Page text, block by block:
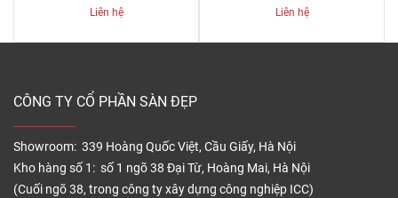
Liên hệ Liên hệ
CÔNG TY CỔ PHẦN SÀN ĐẸP
Showroom: 339 Hoàng Quốc Việt, Cầu Giấy, Hà Nội
Kho hàng số 1: số 1 ngõ 38 Đại Từ, Hoàng Mai, Hà Nội
(Cuối ngõ 38, trong công ty xây dựng công nghiệp ICC)